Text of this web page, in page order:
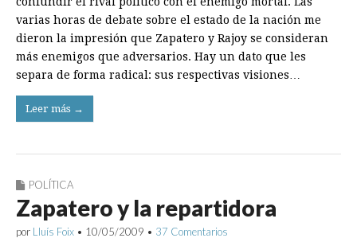
varias horas de debate sobre el estado de la nación me
dieron la impresión que Zapatero y Rajoy se consideran
más enemigos que adversarios. Hay un dato que les
separa de forma radical: sus respectivas visiones…
Leer más →
POLÍTICA
Zapatero y la repartidora
por Lluís Foix • 10/05/2009 • 37 Comentarios